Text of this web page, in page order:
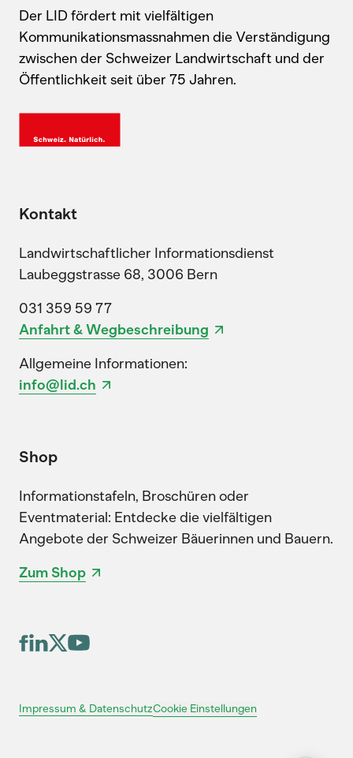
Der LID fördert mit vielfältigen
Kommunikationsmassnahmen die Verständigung
zwischen der Schweizer Landwirtschaft und der
Öffentlichkeit seit über 75 Jahren.
Kontakt
Landwirtschaftlicher Informationsdienst
Laubeggstrasse 68, 3006 Bern
031 359 59 77
Anfahrt & Wegbeschreibung
Allgemeine Informationen:
info@lid.ch
Shop
Informationstafeln, Broschüren oder
Eventmaterial: Entdecke die vielfältigen
Angebote der Schweizer Bäuerinnen und Bauern.
Zum Shop
Impressum & DatenschutzCookie Einstellungen